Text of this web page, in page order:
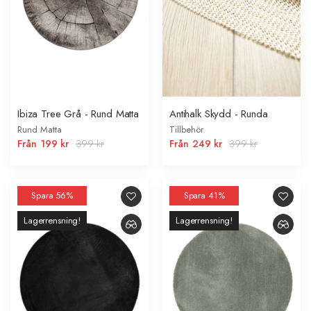
Ibiza Tree Grå - Rund Matta
Rund Matta
Från 199 kr 399 kr
Antihalk Skydd - Runda
Tillbehör
Från 249 kr 399 kr
Spara 56%
Lagerrensning!
Spara 41%
Lagerrensning!